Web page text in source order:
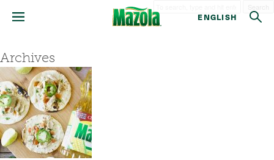
ENGLISH
Archives